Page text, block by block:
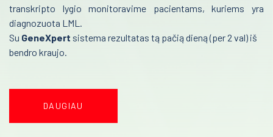
Preanalitika
transkripto lygio monitoravime pacientams, kuriems yra
diagnozuota LML.
Su GeneXpert sistema rezultatas tą pačią dieną (per 2 val) iš
bendro kraujo.
DAUGIAU